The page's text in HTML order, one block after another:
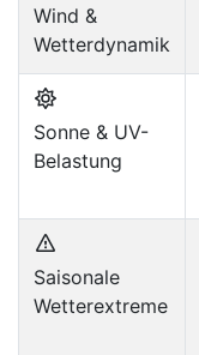
Wind &
Wetterdynamik
Sonne & UV-
Belastung
Saisonale
Wetterextreme